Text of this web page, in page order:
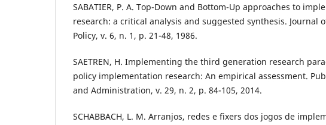
SABATIER, P. A. Top-Down and Bottom-Up approaches to
research: a critical analysis and suggested synthesis. Journal
Policy, v. 6, n. 1, p. 21-48, 1986.
SAETREN, H. Implementing the third generation research
policy implementation research: An empirical assessment.
and Administration, v. 29, n. 2, p. 84-105, 2014.
SCHABBACH, L. M. Arranjos, redes e fixers dos jogos de